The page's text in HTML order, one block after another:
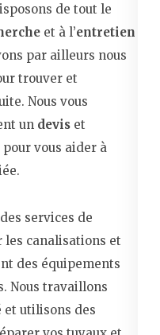
de tout le
et à l’entretien
par ailleurs nous
trouver et
Nous vous
un devis et
pour vous aider à
services de
les canalisations et
des équipements
Nous travaillons
et utilisons des